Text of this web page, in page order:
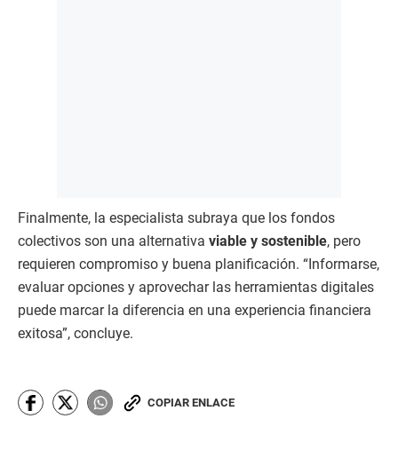
Finalmente, la especialista subraya que los fondos
colectivos son una alternativa viable y sostenible, pero
requieren compromiso y buena planificación. “Informarse,
evaluar opciones y aprovechar las herramientas digitales
puede marcar la diferencia en una experiencia financiera
exitosa”, concluye.
COPIAR ENLACE